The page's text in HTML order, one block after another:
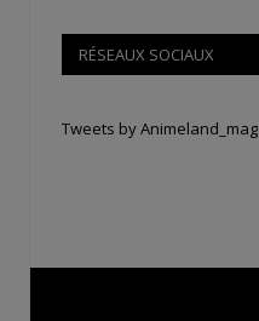
RÉSEAUX SOCIAUX
Tweets by Animeland_mag